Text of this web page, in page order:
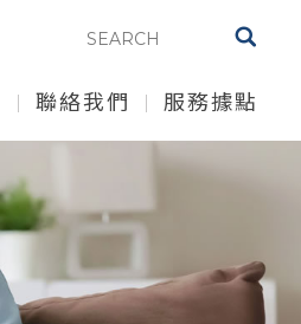
聯絡我們 服務據點